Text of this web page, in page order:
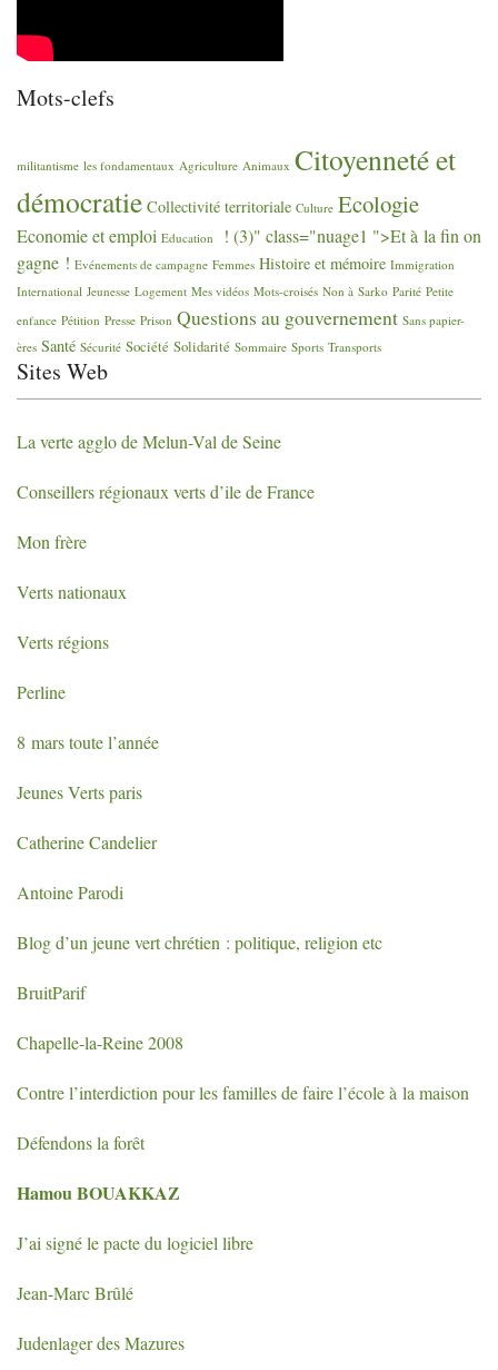
Mots-clefs
militantisme les fondamentaux Agriculture Animaux Citoyenneté et
démocratie Collectivité territoriale Culture Ecologie
Economie et emploi Education
! (3)" class="nuage1 ">Et à la fin on
gagne ! Evénements de campagne Femmes Histoire et mémoire Immigration
International Jeunesse Logement Mes vidéos Mots-croisés Non à Sarko Parité Petite
enfance Pétition Presse Prison Questions au gouvernement Sans papier-
ères Santé Sécurité Société Solidarité Sommaire Sports Transports
Sites Web
La verte agglo de Melun-Val de Seine
Conseillers régionaux verts d’ile de France
Mon frère
Verts nationaux
Verts régions
Perline
8 mars toute l’année
Jeunes Verts paris
Catherine Candelier
Antoine Parodi
Blog d’un jeune vert chrétien : politique, religion etc
BruitParif
Chapelle-la-Reine 2008
Contre l’interdiction pour les familles de faire l’école à la maison
Défendons la forêt
HamouBOUAKKAZ
J’ai signé le pacte du logiciel libre
Jean-Marc Brûlé
Judenlager des Mazures